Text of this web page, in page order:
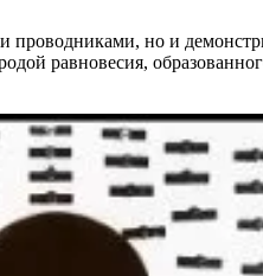
проводниками, но и
равновесия,